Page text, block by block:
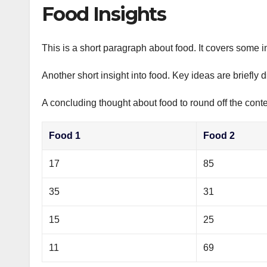
Food Insights
This is a short paragraph about food. It covers some
Another short insight into food. Key ideas are briefly
A concluding thought about food to round off the
Food 1 Food 2
17 85
35 31
15 25
11 69